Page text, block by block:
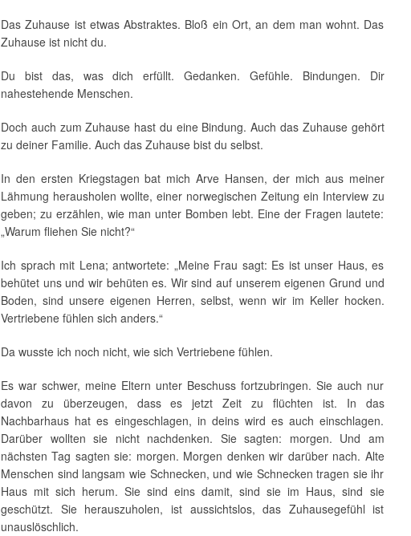
Das Zuhause ist etwas Abstraktes. Bloß ein Ort, an dem man wohnt. Das
Zuhause ist nicht du.
Du bist das, was dich erfüllt. Gedanken. Gefühle. Bindungen. Dir
nahestehende Menschen.
Doch auch zum Zuhause hast du eine Bindung. Auch das Zuhause gehört
zu deiner Familie. Auch das Zuhause bist du selbst.
In den ersten Kriegstagen bat mich Arve Hansen, der mich aus meiner
Lähmung herausholen wollte, einer norwegischen Zeitung ein Interview zu
geben; zu erzählen, wie man unter Bomben lebt. Eine der Fragen lautete:
„Warum fliehen Sie nicht?“
Ich sprach mit Lena; antwortete: „Meine Frau sagt: Es ist unser Haus, es
behütet uns und wir behüten es. Wir sind auf unserem eigenen Grund und
Boden, sind unsere eigenen Herren, selbst, wenn wir im Keller hocken.
Vertriebene fühlen sich anders.“
Da wusste ich noch nicht, wie sich Vertriebene fühlen.
Es war schwer, meine Eltern unter Beschuss fortzubringen. Sie auch nur
davon zu überzeugen, dass es jetzt Zeit zu flüchten ist. In das
Nachbarhaus hat es eingeschlagen, in deins wird es auch einschlagen.
Darüber wollten sie nicht nachdenken. Sie sagten: morgen. Und am
nächsten Tag sagten sie: morgen. Morgen denken wir darüber nach. Alte
Menschen sind langsam wie Schnecken, und wie Schnecken tragen sie ihr
Haus mit sich herum. Sie sind eins damit, sind sie im Haus, sind sie
geschützt. Sie herauszuholen, ist aussichtslos, das Zuhausegefühl ist
unauslöschlich.